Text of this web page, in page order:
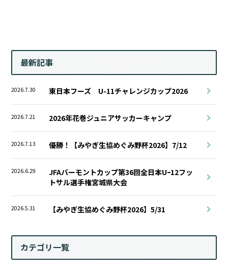
最新記事
2026.7.30 東日本フーズ U-11チャレンジカップ2026
2026.7.21 2026年花巻ジュニアサッカーキャンプ
2026.7.13 優勝！【みやぎ生協めぐみ野杯2026】7/12
2026.6.29
JFAバーモントカップ第36回全日本Uｰ12フッ
トサル選手権宮城県大会
2026.5.31 【みやぎ生協めぐみ野杯2026】5/31
カテゴリ一覧